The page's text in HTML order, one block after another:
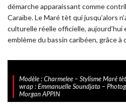
démarche apparaissant comme
Caraïbe. Le Maré tèt qui jusqu’alors
culturelle réelle officielle,
emblème du bassin caribéen, grâce à
Modèle : Charmelee – Stylisme Maré
wrap : Emmanuelle Soundjata –
Morgan APPIN